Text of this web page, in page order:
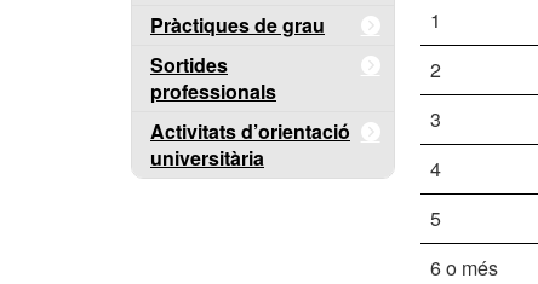
Pràctiques de grau
Sortides
professionals
Activitats d’orientació
universitària
1
2
3
4
5
6 o més